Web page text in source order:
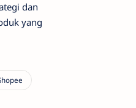
dan
yang